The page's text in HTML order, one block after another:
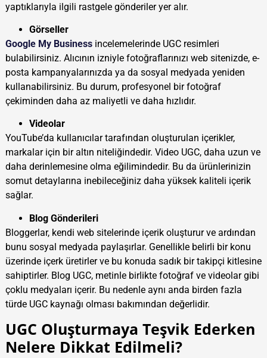
yaptıklarıyla ilgili rastgele gönderiler yer alır.
Görseller
Google My Businessincelemelerinde UGC resimleri
bulabilirsiniz. Alıcının izniyle fotoğraflarınızı web sitenizde, e-
posta kampanyalarınızda ya da sosyal medyada yeniden
kullanabilirsiniz. Bu durum, profesyonel bir fotoğraf
çekiminden daha az maliyetli ve daha hızlıdır.
Videolar
YouTube’da kullanıcılar tarafından oluşturulan içerikler,
markalar için bir altın niteliğindedir. Video UGC, daha uzun ve
daha derinlemesine olma eğilimindedir. Bu da ürünlerinizin
somut detaylarına inebileceğiniz daha yüksek kaliteli içerik
sağlar.
Blog Gönderileri
Bloggerlar, kendi web sitelerinde içerik oluşturur ve ardından
bunu sosyal medyada paylaşırlar. Genellikle belirli bir konu
üzerinde içerk üretirler ve bu konuda sadık bir takipçi kitlesine
sahiptirler. Blog UGC, metinle birlikte fotoğraf ve videolar gibi
çoklu medyaları içerir. Bu nedenle aynı anda birden fazla
türde UGC kaynağı olması bakımından değerlidir.
UGC Oluşturmaya Teşvik Ederken
Nelere Dikkat Edilmeli?